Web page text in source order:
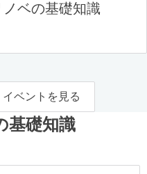
ベの基礎知識
ベントを見る
基礎知識